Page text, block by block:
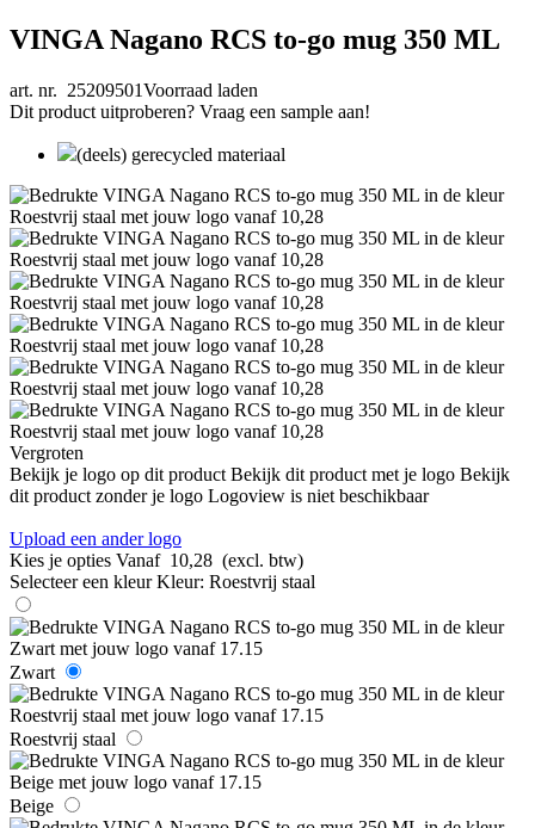
VINGA Nagano RCS to-go mug 350 ML
art. nr. 25209501Voorraad laden
Dit product uitproberen? Vraag een sample aan!
(deels) gerecycled materiaal
Vergroten
Bekijk je logo op dit product Bekijk dit product met je logo Bekijk
dit product zonder je logo Logoview is niet beschikbaar
Upload een ander logo
Kies je opties Vanaf 10,28 (excl. btw)
Selecteer een kleur Kleur: Roestvrij staal
Zwart
Roestvrij staal
Beige